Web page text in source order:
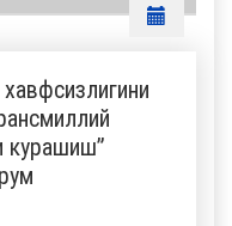
курашиш”